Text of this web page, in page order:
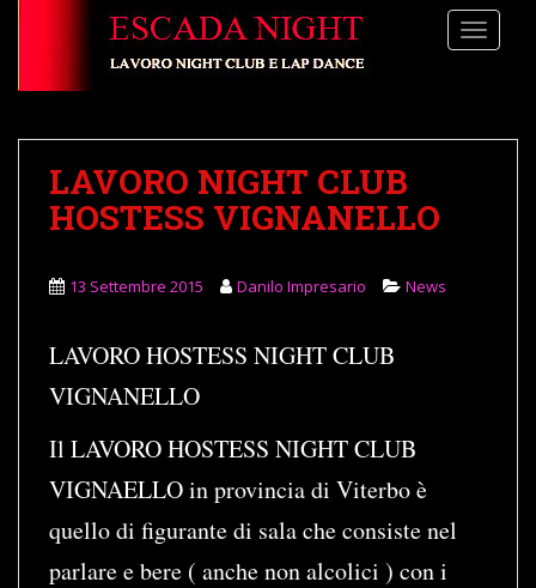
LAVORO NIGHT CLUB
HOSTESS VIGNANELLO
13 Settembre 2015 Danilo Impresario News
LAVORO HOSTESS NIGHT CLUB
VIGNANELLO
Il LAVORO HOSTESS NIGHT CLUB
VIGNAELLO in provincia di Viterbo è
quello di figurante di sala che consiste nel
parlare e bere ( anche non alcolici ) con i